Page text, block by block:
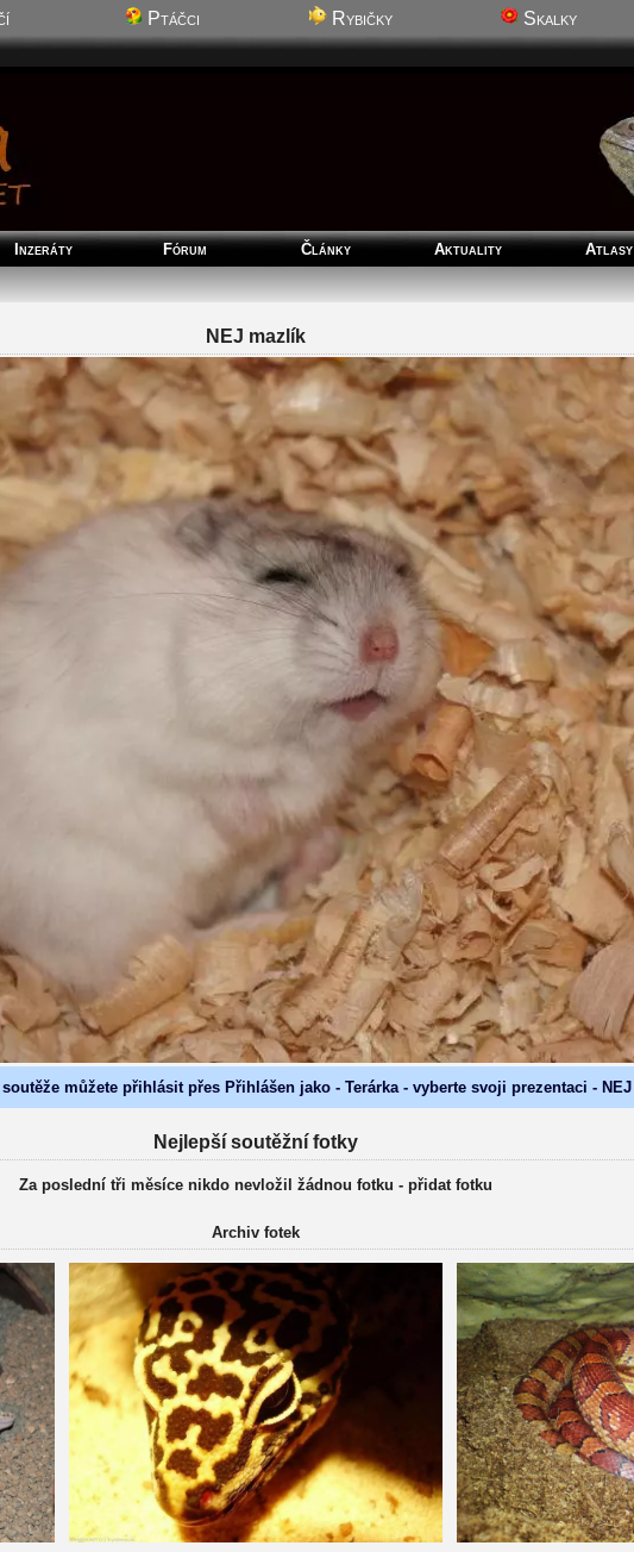
Ptáčci Rybičky Skalky
Inzeráty Fórum Články Aktuality Atlasy
NEJ mazlík
můžete přihlásit přes Přihlášen jako - Terárka - vyberte svoji prezentaci - NEJ
Nejlepší soutěžní fotky
Za poslední tři měsíce nikdo nevložil žádnou fotku - přidat fotku
Archiv fotek